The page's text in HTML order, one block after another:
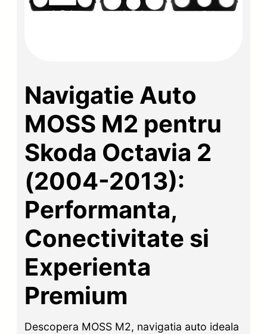
Navigatie Auto
MOSS M2 pentru
Skoda Octavia 2
(2004-2013):
Performanta,
Conectivitate si
Experienta
Premium
Descopera MOSS M2, navigatia auto ideala